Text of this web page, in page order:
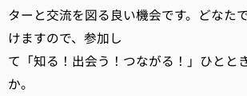
ターと交流を図る良い機会です。どなた
けますので、参加し
て「知る！出会う！つながる！」ひとと
か。